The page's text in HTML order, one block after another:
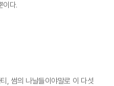
이다.
, 썸의 나날들이야말로 이 다섯